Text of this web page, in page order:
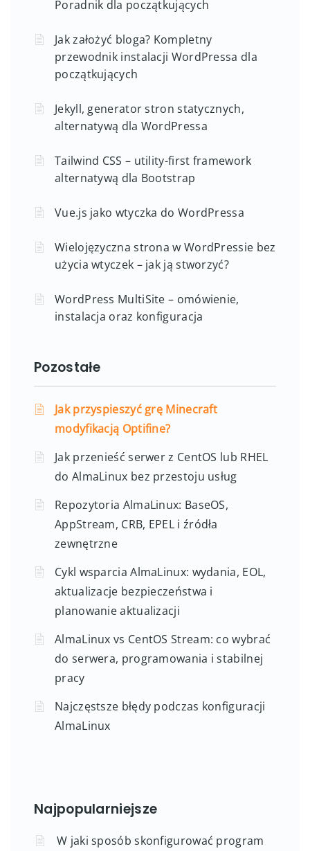
Poradnik dla początkujących
Jak założyć bloga? Kompletny
przewodnik instalacji WordPressa dla
początkujących
Jekyll, generator stron statycznych,
alternatywą dla WordPressa
Tailwind CSS – utility-first framework
alternatywą dla Bootstrap
Vue.js jako wtyczka do WordPressa
Wielojęzyczna strona w WordPressie bez
użycia wtyczek – jak ją stworzyć?
WordPress MultiSite – omówienie,
instalacja oraz konfiguracja
Pozostałe
Jak przyspieszyć grę Minecraft
modyfikacją Optifine?
Jak przenieść serwer z CentOS lub RHEL
do AlmaLinux bez przestoju usług
Repozytoria AlmaLinux: BaseOS,
AppStream, CRB, EPEL i źródła
zewnętrzne
Cykl wsparcia AlmaLinux: wydania, EOL,
aktualizacje bezpieczeństwa i
planowanie aktualizacji
AlmaLinux vs CentOS Stream: co wybrać
do serwera, programowania i stabilnej
pracy
Najczęstsze błędy podczas konfiguracji
AlmaLinux
Najpopularniejsze
W jaki sposób skonfigurować program